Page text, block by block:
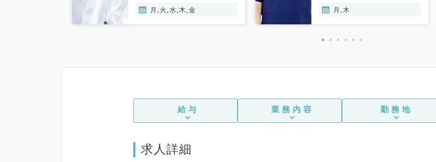
月,火,水,木,金
月,木
給与 業務内容 勤務地
求人詳細